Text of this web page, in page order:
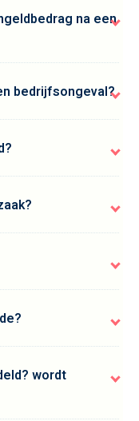
na een
bedrijfsongeval?
wordt